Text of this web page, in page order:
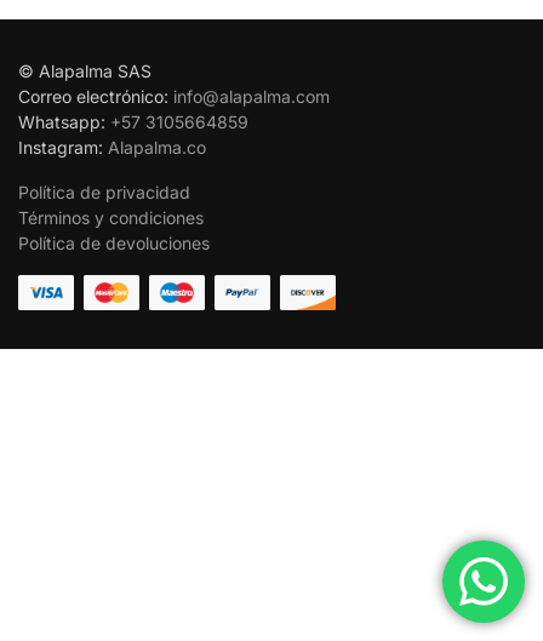
© Alapalma SAS
Correo electrónico: info@alapalma.com
Whatsapp: +57 3105664859
Instagram: Alapalma.co
Política de privacidad
Términos y condiciones
Política de devoluciones